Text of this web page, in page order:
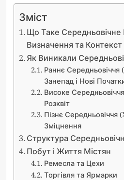
Зміст
Що Таке Середньовічне
Визначення та Контекст
Як Виникали
Раннє Середньовіччя
Занепад і Нові
Високе
Розквіт
Пізнє Середньовіччя
Зміцнення
Структура
Побут і Життя Містян
Ремесла та Цехи
Торгівля та Ярмарки